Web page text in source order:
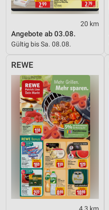
20 km
Angebote ab 03.08.
Gültig bis Sa. 08.08.
REWE
4,3 km